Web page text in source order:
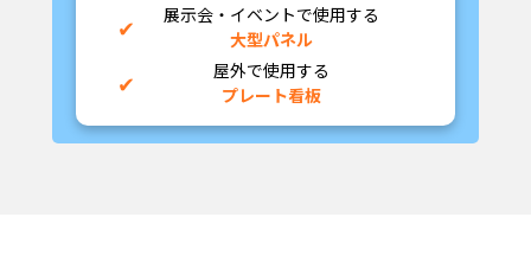
展示会・イベントで使用する
大型パネル
屋外で使用する
プレート看板